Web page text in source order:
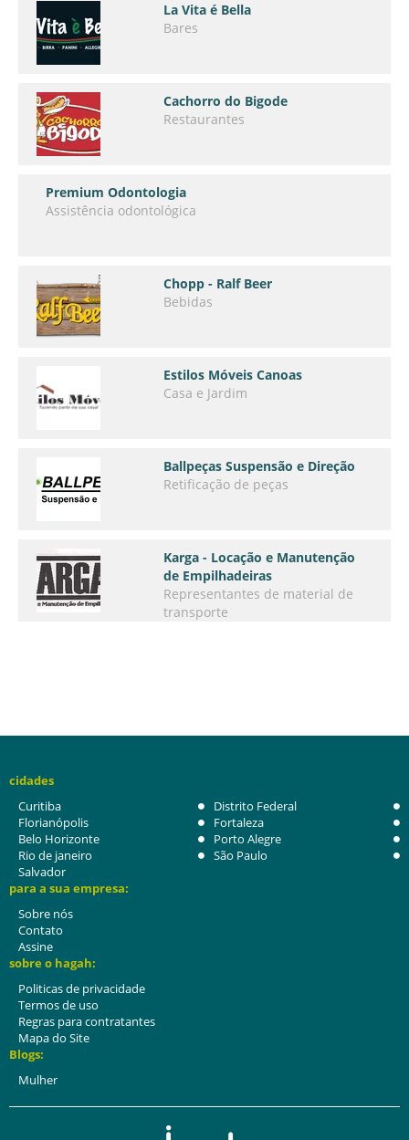
La Vita é Bella
Bares
Cachorro do Bigode
Restaurantes
Premium Odontologia
Assistência odontológica
Chopp - Ralf Beer
Bebidas
Estilos Móveis Canoas
Casa e Jardim
Ballpeças Suspensão e Direção
Retificação de peças
Karga - Locação e Manutenção
de Empilhadeiras
Representantes de material de
transporte
cidades
Curitiba
Distrito Federal
Florianópolis
Fortaleza
Belo Horizonte
Porto Alegre
Rio de janeiro
São Paulo
Salvador
para a sua empresa:
Sobre nós
Contato
Assine
sobre o hagah:
Politicas de privacidade
Termos de uso
Regras para contratantes
Mapa do Site
Blogs:
Mulher